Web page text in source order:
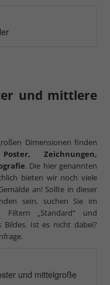
und mittlere
Dimensionen finden
Poster, Zeichnungen,
. Die hier genannten
bieten wir noch viele
an! Sollte in dieser
sein, suchen Sie im
„Standard“ und
Bildes. Ist es nicht dabei?
und mittelgroße